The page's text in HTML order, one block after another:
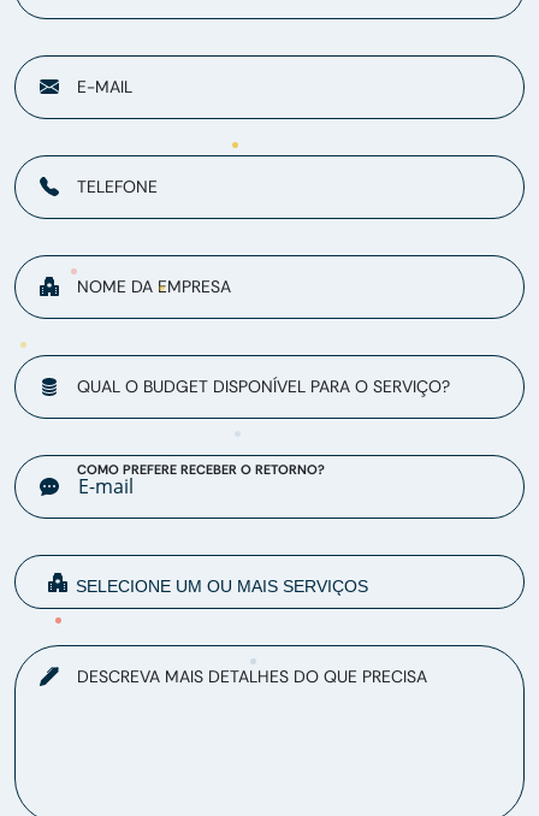
E-MAIL
TELEFONE
NOME DA EMPRESA
QUAL O BUDGET DISPONÍVEL PARA O SERVIÇO?
COMO PREFERE RECEBER O RETORNO?
DESCREVA MAIS DETALHES DO QUE PRECISA